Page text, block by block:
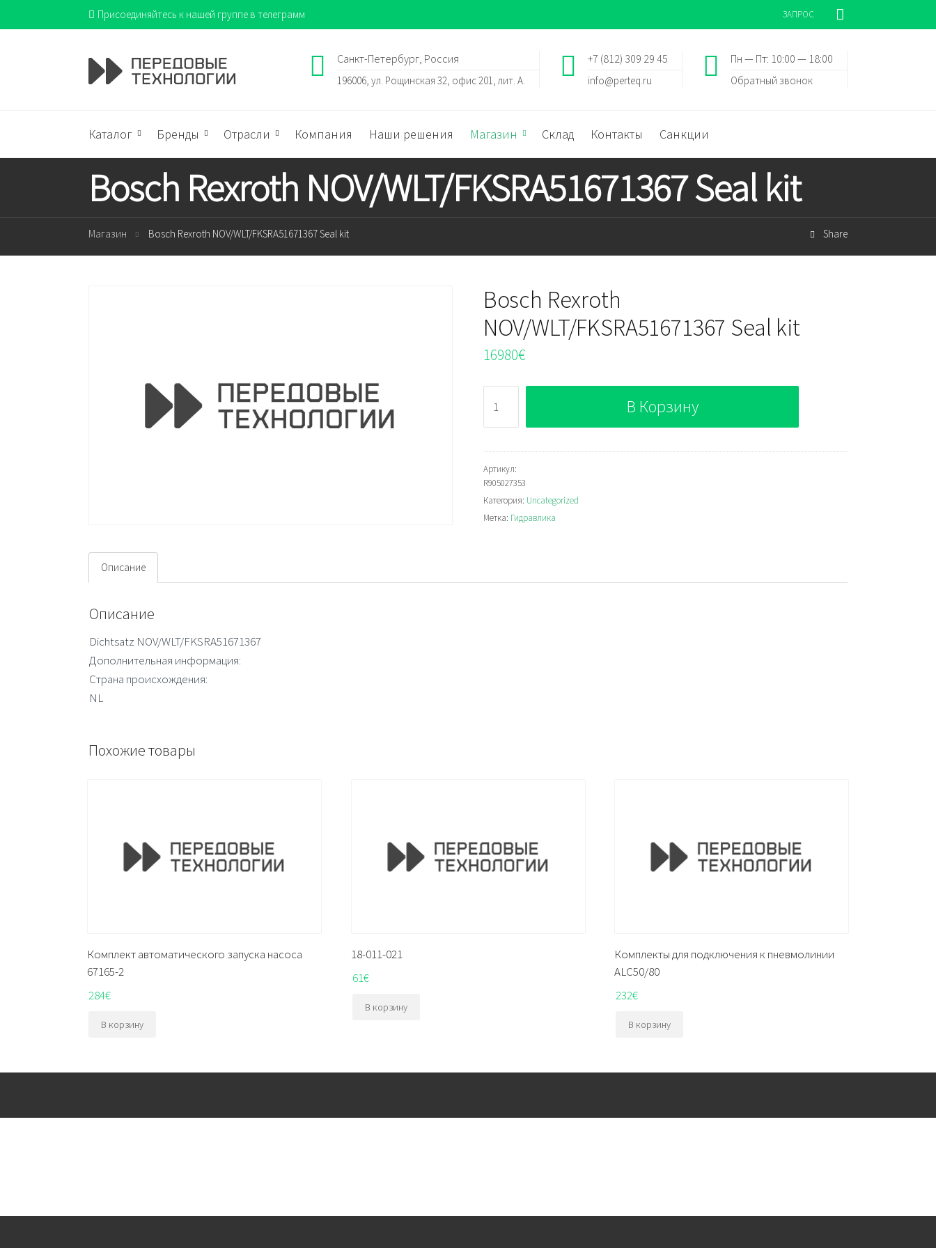
Присоединяйтесь к нашей группе в телеграмм ЗАПРОС
Пн — Пт: 10:00 — 18:00
Обратный звонок
+7 (812) 309 29 45
info@perteq.ru
Санкт-Петербург, Россия
196006, ул. Рощинская 32, офис 201, лит. А.
Каталог Бренды Отрасли Компания Наши решения Магазин Склад Контакты Санкции
Bosch Rexroth NOV/WLT/FKSRA51671367 Seal kit
Магазин Bosch Rexroth NOV/WLT/FKSRA51671367 Seal kit Share
Bosch Rexroth
NOV/WLT/FKSRA51671367 Seal kit
16980€
Bosch
Rexroth
NOV/WLT/FKSRA51671367
Seal
kit
В Корзину
Артикул:
R905027353
Категория: Uncategorized
Метка: Гидравлика
Описание
Описание
Dichtsatz NOV/WLT/FKSRA51671367
Дополнительная информация:
Страна происхождения:
NL
Похожие товары
Комплект автоматического запуска насоса
67165-2
284€
В корзину
18-011-021
61€
В корзину
Комплекты для подключения к пневмолинии
ALC50/80
232€
В корзину